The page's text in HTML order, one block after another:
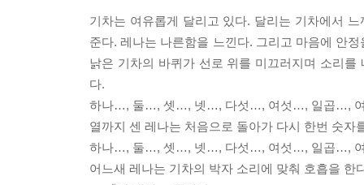
기차는 여유롭게 달리고 있다. 달리는 기차에서
준다. 레나는 나른함을 느낀다. 그리고 마음에 안
낡은 기차의 바퀴가 선로 위를 미끄러지며 소리
다.
하나…, 둘…, 셋…, 넷…, 다섯…, 여섯…, 일곱…,
열까지 센 레나는 처음으로 돌아가 다시 한번 숫자
하나…, 둘…, 셋…, 넷…, 다섯…, 여섯…, 일곱…,
어느새 레나는 기차의 박자 소리에 맞춰 호흡을 한